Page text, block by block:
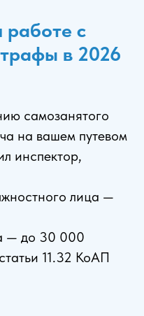
с
в 2026
самозанятого
на вашем путевом
инспектор,
лица —
— до 30 000
11.32 КоАП